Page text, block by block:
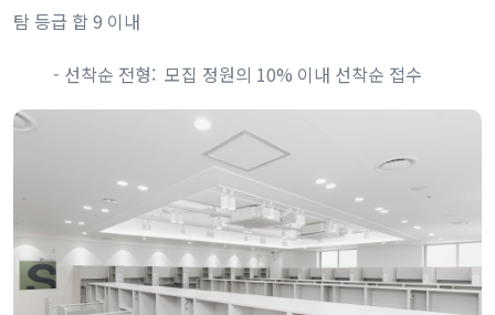
탐 등급 합 9 이내
- 선착순 전형: 모집 정원의 10% 이내 선착순 접수